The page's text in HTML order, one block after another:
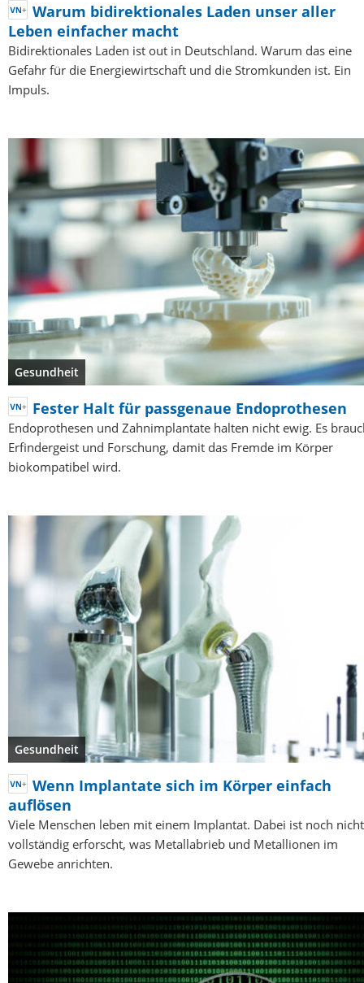
Warum bidirektionales Laden unser aller
Leben einfacher macht
Bidirektionales Laden ist out in Deutschland. Warum das eine
Gefahr für die Energiewirtschaft und die Stromkunden ist. Ein
Impuls.
Gesundheit
Fester Halt für passgenaue Endoprothesen
Endoprothesen und Zahnimplantate halten nicht ewig. Es
Erfindergeist und Forschung, damit das Fremde im Körper
biokompatibel wird.
Gesundheit
Wenn Implantate sich im Körper einfach
auflösen
Viele Menschen leben mit einem Implantat. Dabei ist noch nicht
vollständig erforscht, was Metallabrieb und Metallionen im
Gewebe anrichten.